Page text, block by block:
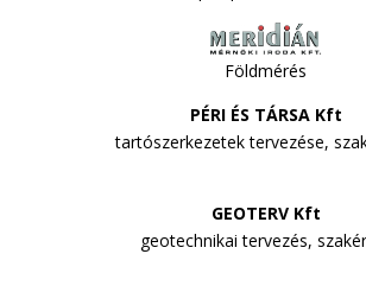
Földmérés
PÉRI ÉS TÁRSA Kft
tartószerkezetek tervezése,
GEOTERV Kft
geotechnikai tervezés,